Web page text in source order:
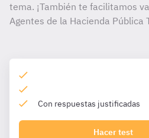
tema. ¡También te facilitamos
Agentes de la Hacienda Pública
Con respuestas justificadas
Hacer test